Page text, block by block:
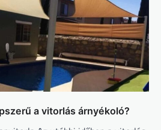
a vitorlás árnyékoló?